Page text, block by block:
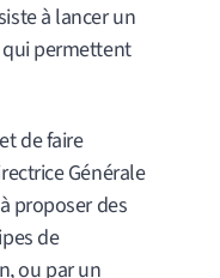
à lancer un
permettent
de faire
Générale
proposer des
de
ou par un